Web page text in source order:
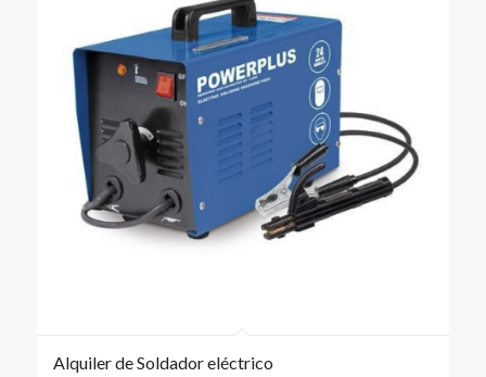
Alquiler de Soldador eléctrico